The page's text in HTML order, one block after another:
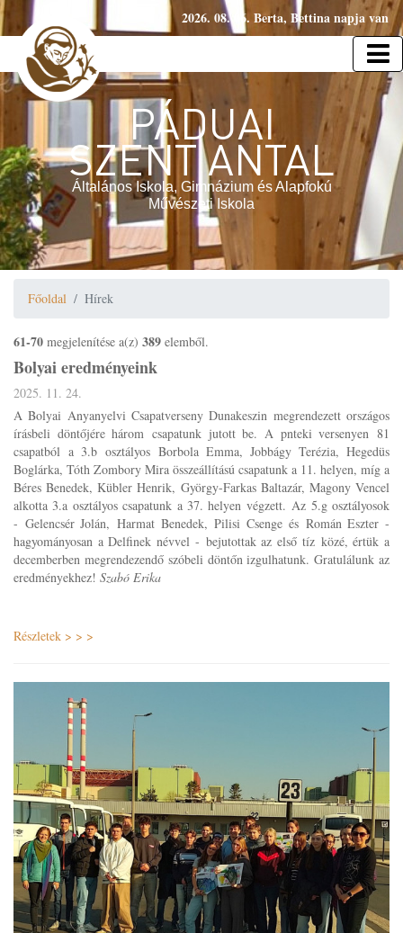
2026. 08. 06. Berta, Bettina napja van
PÁDUAI
SZENT ANTAL
Általános Iskola, Gimnázium és Alapfokú
Művészeti Iskola
Főoldal Hírek
61-70 megjelenítése a(z) 389 elemből.
Bolyai eredményeink
2025. 11. 24.
A Bolyai Anyanyelvi Csapatverseny Dunakeszin megrendezett országos
írásbeli döntőjére három csapatunk jutott be. A pnteki versenyen 81
csapatból a 3.b osztályos Borbola Emma, Jobbágy Terézia, Hegedüs
Boglárka, Tóth Zombory Mira összeállítású csapatunk a 11. helyen, míg a
Béres Benedek, Kübler Henrik, György-Farkas Baltazár, Magony Vencel
alkotta 3.a osztályos csapatunk a 37. helyen végzett. Az 5.g osztályosok
- Gelencsér Jolán, Harmat Benedek, Pilisi Csenge és Román Eszter -
hagyományosan a Delfinek névvel - bejutottak az első tíz közé, értük a
decemberben megrendezendő szóbeli döntőn izgulhatunk. Gratulálunk az
eredményekhez! Szabó Erika
Részletek > > >